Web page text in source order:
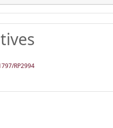
RP2994